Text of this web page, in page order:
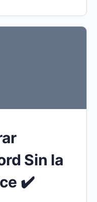
Sin la
✔️